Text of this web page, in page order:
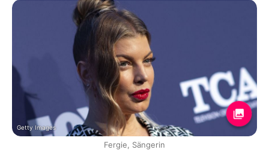
Getty Images
Fergie, Sängerin